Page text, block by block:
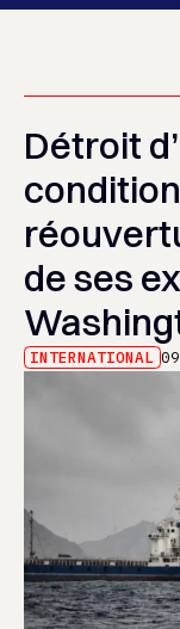
Détroit
de ses
INTERNATIONAL